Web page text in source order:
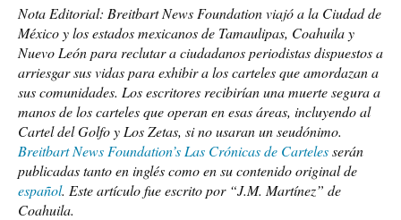
Nota Editorial: Breitbart News Foundation viajó a la Ciudad de
México y los estados mexicanos de Tamaulipas, Coahuila y
Nuevo León para reclutar a ciudadanos periodistas dispuestos a
arriesgar sus vidas para exhibir a los carteles que amordazan a
sus comunidades. Los escritores recibirían una muerte segura a
manos de los carteles que operan en esas áreas, incluyendo al
Cartel del Golfo y Los Zetas, si no usaran un seudónimo.
Breitbart News Foundation’s Las Crónicas de Cartelesserán
publicadas tanto en inglés como en su contenido original de
español. Este artículo fue escrito por “J.M. Martínez” de
Coahuila.